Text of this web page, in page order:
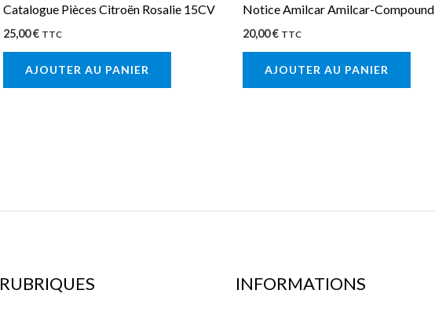
Catalogue Pièces Citroën Rosalie 15CV
25,00€ TTC
AJOUTER AU PANIER
Notice Amilcar Amilcar-Compound
20,00€ TTC
AJOUTER AU PANIER
RUBRIQUES INFORMATIONS